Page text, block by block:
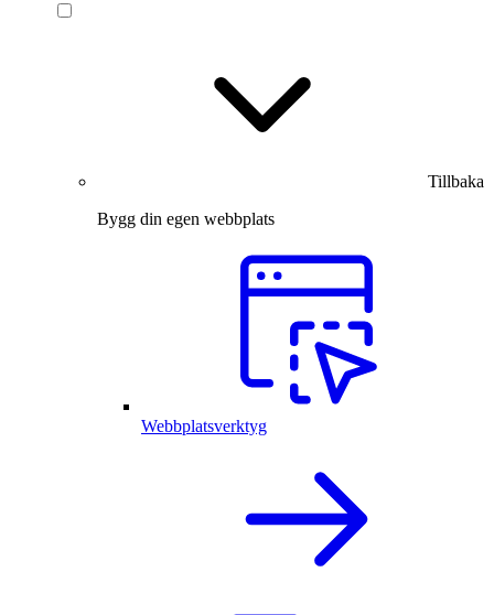
Tillbaka
Bygg din egen webbplats
Webbplatsverktyg